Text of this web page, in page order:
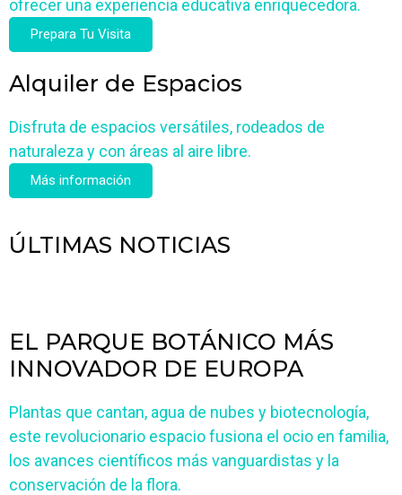
ofrecer una experiencia educativa enriquecedora.
Prepara Tu Visita
Alquiler de Espacios
Disfruta de espacios versátiles, rodeados de
naturaleza y con áreas al aire libre.
Más información
ÚLTIMAS NOTICIAS
EL PARQUE BOTÁNICO MÁS
INNOVADOR DE EUROPA
Plantas que cantan, agua de nubes y biotecnología,
este revolucionario espacio fusiona el ocio en familia,
los avances científicos más vanguardistas y la
conservación de la flora.